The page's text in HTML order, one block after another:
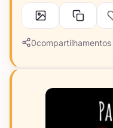
0compartilhamentos